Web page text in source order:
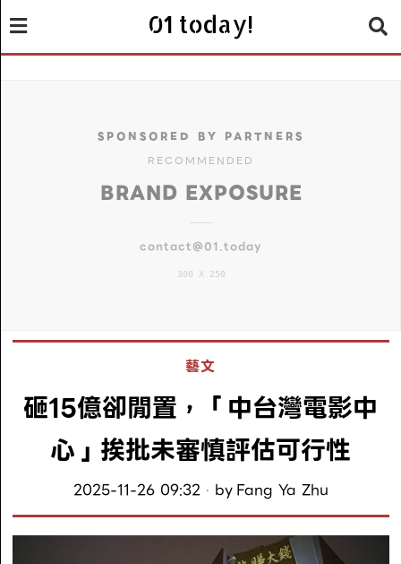
01 today!
SPONSORED BY PARTNERS
RECOMMENDED
BRAND EXPOSURE
contact@01.today
300 X 250
藝文
砸15億卻閒置，「中台灣電影中
心」挨批未審慎評估可行性
2025-11-26 09:32 by Fang Ya Zhu